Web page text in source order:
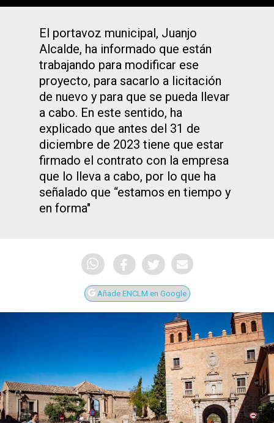
El portavoz municipal, Juanjo
Alcalde, ha informado que están
trabajando para modificar ese
proyecto, para sacarlo a licitación
de nuevo y para que se pueda llevar
a cabo. En este sentido, ha
explicado que antes del 31 de
diciembre de 2023 tiene que estar
firmado el contrato con la empresa
que lo lleva a cabo, por lo que ha
señalado que “estamos en tiempo y
en forma"
Añade ENCLM en Google